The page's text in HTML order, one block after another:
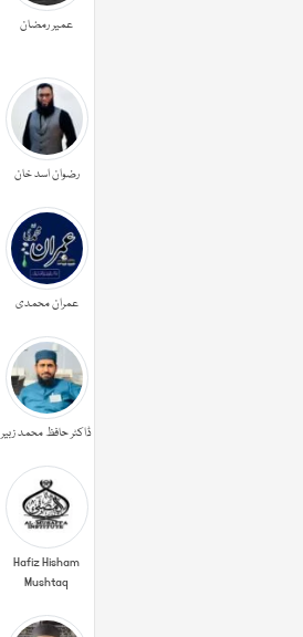
عمیر رمضان
رضوان اسد خان
عمران محمدی
ڈاکٹر حافظ محمد زبیر
Hafiz Hisham
Mushtaq